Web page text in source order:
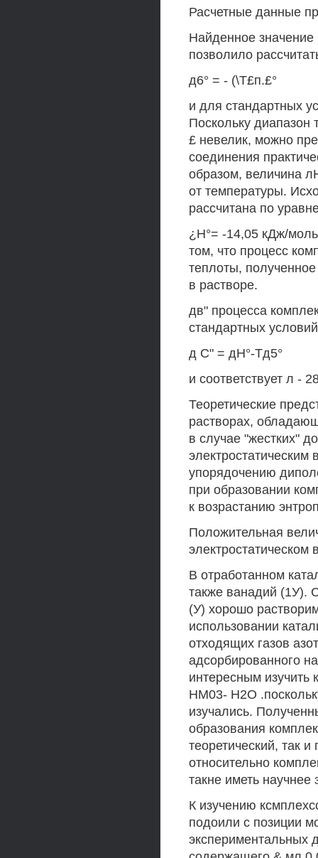
Расчетные данные
Найденное значение
позволило
д6° = - (\Т£п.£°
и для стандартных
Поскольку диапазон
£ невелик, можно
соединения
образом, величина
от температуры.
рассчитана по
¿Н°= -14,05 кДж/
том, что процесс
теплоты,
в растворе.
дв" процесса
стандартных
д С" = дН°-Тд5°
и соответствует л -
Теоретические
растворах,
в случае "жестких"
упорядочению
при образовании
к возрастанию
Положительная
электростатическом
В отработанном
также ванадий (1У).
(У) хорошо
использовании
отходящих газов
адсорбированного
интересным изучить
НМ03- Н2О
изучались.
образования
теоретический, так
относительно
такне иметь научнее
К изучению
подоили с позиции
экспериментальных